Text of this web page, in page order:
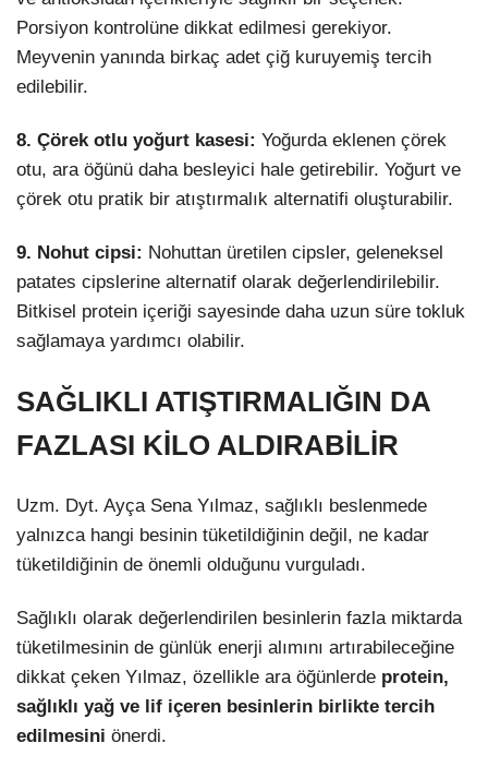
Porsiyon kontrolüne dikkat edilmesi gerekiyor.
Meyvenin yanında birkaç adet çiğ kuruyemiş tercih
edilebilir.
8. Çörek otlu yoğurt kasesi: Yoğurda eklenen çörek
otu, ara öğünü daha besleyici hale getirebilir. Yoğurt ve
çörek otu pratik bir atıştırmalık alternatifi oluşturabilir.
9. Nohut cipsi: Nohuttan üretilen cipsler, geleneksel
patates cipslerine alternatif olarak değerlendirilebilir.
Bitkisel protein içeriği sayesinde daha uzun süre tokluk
sağlamaya yardımcı olabilir.
SAĞLIKLI ATIŞTIRMALIĞIN DA
FAZLASI KİLO ALDIRABİLİR
Uzm. Dyt. Ayça Sena Yılmaz, sağlıklı beslenmede
yalnızca hangi besinin tüketildiğinin değil, ne kadar
tüketildiğinin de önemli olduğunu vurguladı.
Sağlıklı olarak değerlendirilen besinlerin fazla miktarda
tüketilmesinin de günlük enerji alımını artırabileceğine
dikkat çeken Yılmaz, özellikle ara öğünlerde protein,
sağlıklı yağ ve lif içeren besinlerin birlikte tercih
edilmesini önerdi.